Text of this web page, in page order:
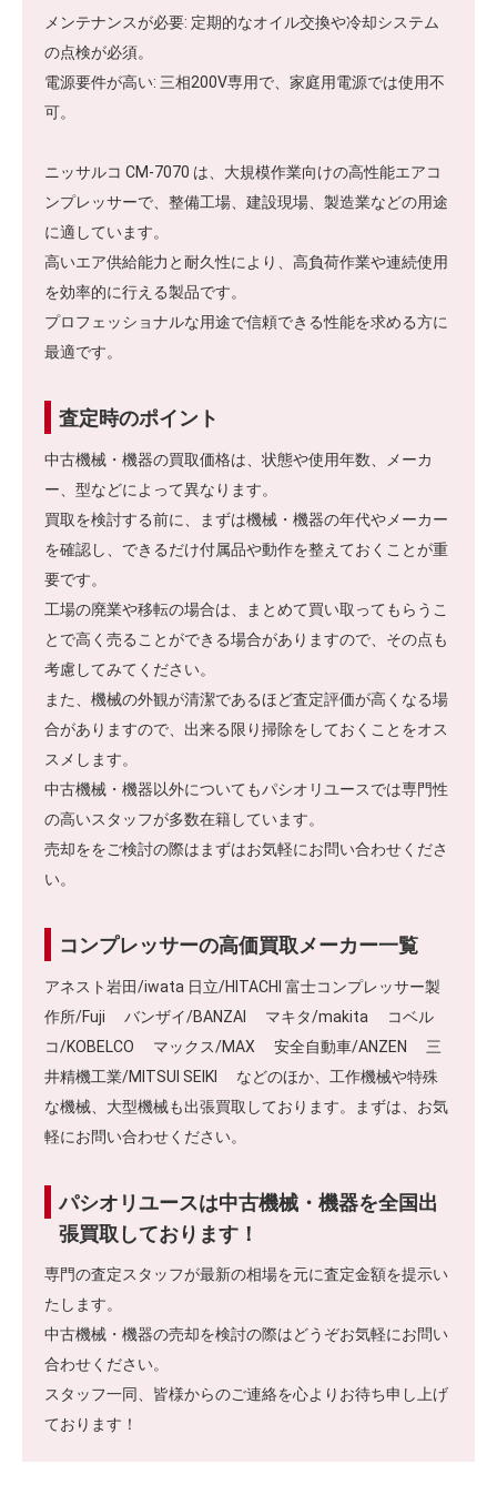
メンテナンスが必要: 定期的なオイル交換や冷却システム
の点検が必須。
電源要件が高い: 三相200V専用で、家庭用電源では使用不
可。
ニッサルコ CM-7070 は、大規模作業向けの高性能エアコ
ンプレッサーで、整備工場、建設現場、製造業などの用途
に適しています。
高いエア供給能力と耐久性により、高負荷作業や連続使用
を効率的に行える製品です。
プロフェッショナルな用途で信頼できる性能を求める方に
最適です。
査定時のポイント
中古機械・機器の買取価格は、状態や使用年数、メーカ
ー、型などによって異なります。
買取を検討する前に、まずは機械・機器の年代やメーカー
を確認し、できるだけ付属品や動作を整えておくことが重
要です。
工場の廃業や移転の場合は、まとめて買い取ってもらうこ
とで高く売ることができる場合がありますので、その点も
考慮してみてください。
また、機械の外観が清潔であるほど査定評価が高くなる場
合がありますので、出来る限り掃除をしておくことをオス
スメします。
中古機械・機器以外についてもパシオリユースでは専門性
の高いスタッフが多数在籍しています。
売却ををご検討の際はまずはお気軽にお問い合わせくださ
い。
コンプレッサーの高価買取メーカー一覧
アネスト岩田/iwata 日立/HITACHI 富士コンプレッサー製
作所/Fuji バンザイ/BANZAI マキタ/makita コベル
コ/KOBELCO マックス/MAX 安全自動車/ANZEN 三
井精機工業/MITSUI SEIKI などのほか、工作機械や特殊
な機械、大型機械も出張買取しております。まずは、お気
軽にお問い合わせください。
パシオリユースは中古機械・機器を全国出
張買取しております！
専門の査定スタッフが最新の相場を元に査定金額を提示い
たします。
中古機械・機器の売却を検討の際はどうぞお気軽にお問い
合わせください。
スタッフ一同、皆様からのご連絡を心よりお待ち申し上げ
ております！